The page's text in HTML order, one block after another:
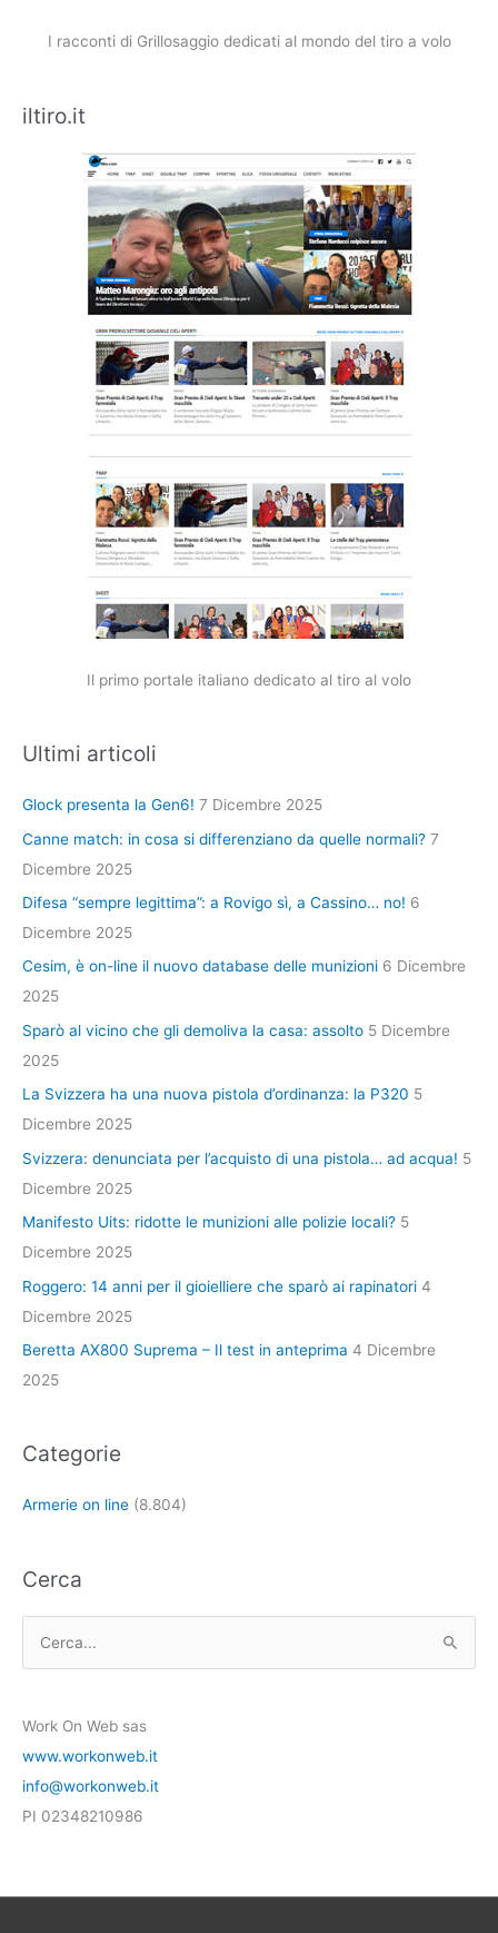
I racconti di Grillosaggio dedicati al mondo del tiro a volo
iltiro.it
Il primo portale italiano dedicato al tiro al volo
Ultimi articoli
Glock presenta la Gen6! 7 Dicembre 2025
Canne match: in cosa si differenziano da quelle normali? 7
Dicembre 2025
Difesa “sempre legittima”: a Rovigo sì, a Cassino… no! 6
Dicembre 2025
Cesim, è on-line il nuovo database delle munizioni 6 Dicembre
2025
Sparò al vicino che gli demoliva la casa: assolto 5 Dicembre
2025
La Svizzera ha una nuova pistola d’ordinanza: la P320 5
Dicembre 2025
Svizzera: denunciata per l’acquisto di una pistola… ad acqua! 5
Dicembre 2025
Manifesto Uits: ridotte le munizioni alle polizie locali? 5
Dicembre 2025
Roggero: 14 anni per il gioielliere che sparò ai rapinatori 4
Dicembre 2025
Beretta AX800 Suprema – Il test in anteprima 4 Dicembre
2025
Categorie
Armerie on line (8.804)
Cerca
c
a
:
Work On Web sas
www.workonweb.it
info@workonweb.it
PI 02348210986